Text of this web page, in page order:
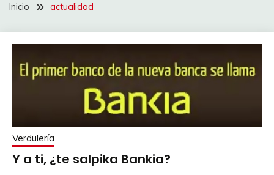
Inicio actualidad
Verdulería
Y a ti, ¿te salpika Bankia?